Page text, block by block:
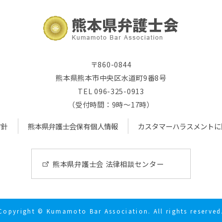
〒860-0844
熊本県熊本市中央区水道町9番8号
TEL 096-325-0913
（受付時間：9時～17時）
熊本県弁護士会保有個人情報 カスタマーハラスメント
熊本県弁護士会 法律相談センター
© Kumamoto Bar Association. All rights reserved.